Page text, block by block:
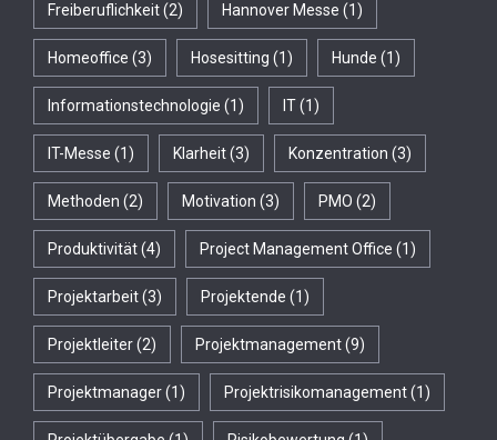
Freiberuflichkeit(2) Hannover Messe (1)
Homeoffice (3) Hosesitting (1) Hunde (1)
Informationstechnologie (1) IT(1)
IT-Messe (1) Klarheit(3) Konzentration (3)
Methoden (2) Motivation (3) PMO (2)
Produktivität(4) Project Management Office (1)
Projektarbeit(3) Projektende (1)
Projektleiter(2) Projektmanagement(9)
Projektmanager(1) Projektrisikomanagement(1)